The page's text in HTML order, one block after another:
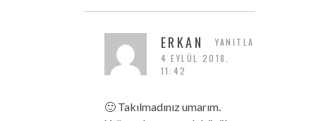
ERKAN
4 EYLÜL 2018,
11:42
🙂 Takılmadınız umarım.
YANITLA